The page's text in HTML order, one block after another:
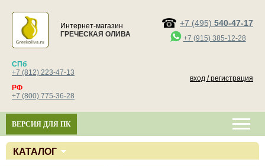
Интернет-магазин
ГРЕЧЕСКАЯ ОЛИВА
+7 (495) 540-47-17
+7 (915) 385-12-28
СПб
+7 (812) 223-47-13
РФ
+7 (800) 775-36-28
вход / регистрация
ВЕРСИЯ ДЛЯ ПК
КАТАЛОГ